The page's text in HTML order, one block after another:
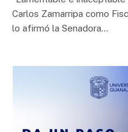
Carlos Zamarripa como
lo afirmó la Senadora…